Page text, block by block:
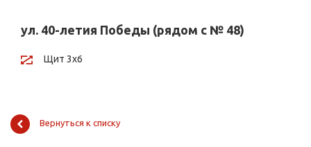
ул. 40-летия Победы (рядом с № 48)
Щит 3х6
Вернуться к списку